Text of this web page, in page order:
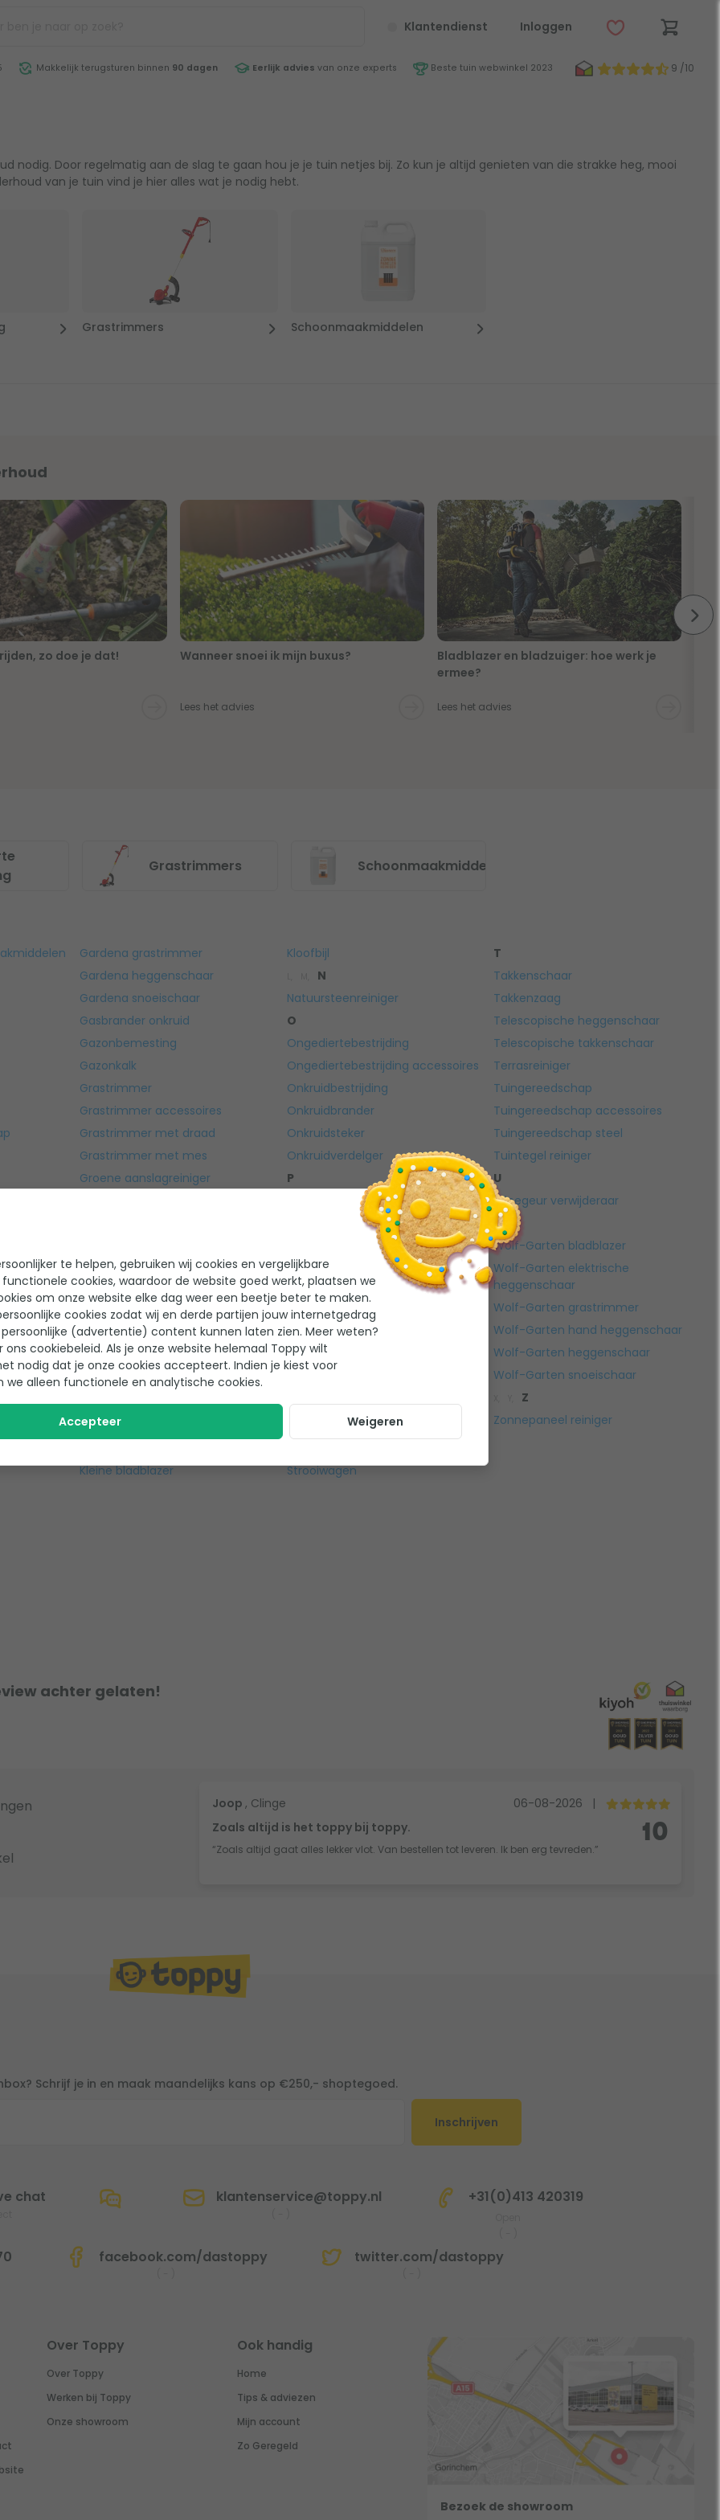
Klantendienst Inloggen
Makkelijk terugsturen binnen 90 dagen Eerlijk advies van onze experts Beste tuin webwinkel 2023 9 /10
nodig. Door regelmatig aan de slag te gaan hou je je tuin netjes bij. Zo kun je altijd genieten van die strakke heg, mooi
van je tuin vind je hier alles wat je nodig hebt.
Grastrimmers Schoonmaakmiddelen
zo doe je dat! Wanneer snoei ik mijn buxus?
Lees het advies
Bladblazer en bladzuiger: hoe werk je
ermee?
Lees het advies
Grastrimmers Schoonmaakmiddelen
Gardena grastrimmer
Gardena heggenschaar
Gardena snoeischaar
Gasbrander onkruid
Gazonbemesting
Gazonkalk
Grastrimmer
Grastrimmer accessoires
Grastrimmer met draad
Grastrimmer met mes
Groene aanslagreiniger
Handstrooiers en strooiwagens
Heggenschaar
Heggenschaar accessoires
Hogedrukreiniger
Hogedrukreiniger accessoires
I
Insecten bestrijden
J, K
Kleine bladblazer
Kloofbijl
N
Natuursteenreiniger
O
Ongediertebestrijding
Ongediertebestrijding accessoires
Onkruidbestrijding
Onkruidbrander
Onkruidsteker
Onkruidverdelger
P
Plantverzorging
RVS reiniger
Schimmels bestrijden
Schoonmaakmiddelen
Slakken bestrijden
Spade
Strooiwagen
T
Takkenschaar
Takkenzaag
Telescopische heggenschaar
Telescopische takkenschaar
Terrasreiniger
Tuingereedschap
Tuingereedschap accessoires
Tuingereedschap steel
Tuintegel reiniger
U
Urinegeur verwijderaar
V,
W
Wolf-Garten bladblazer
Wolf-Garten elektrische
heggenschaar
Wolf-Garten grastrimmer
Wolf-Garten hand heggenschaar
Wolf-Garten heggenschaar
Wolf-Garten snoeischaar
Z
Zonnepaneel reiniger
achter gelaten!
Joop , Clinge 06-08-2026
|
Zoals altijd is het toppy bij toppy.
“Zoals altijd gaat alles lekker vlot. Van bestellen tot leveren. Ik ben erg tevreden.”
10
Schrijf je in en maak maandelijks kans op €250,- shoptegoed.
Inschrijven
chat klantenservice@toppy.nl +31(0)413 420319
facebook.com/dastoppy twitter.com/dastoppy
Over Toppy
Over Toppy
Werken bij Toppy
Onze showroom
Ook handig
Home
Tips & adviezen
Mijn account
Zo Geregeld
Bezoek de showroom
te helpen, gebruiken wij cookies en vergelijkbare
cookies, waardoor de website goed werkt, plaatsen we
om onze website elke dag weer een beetje beter te maken.
cookies zodat wij en derde partijen jouw internetgedrag
(advertentie) content kunnen laten zien. Meer weten?
ons cookiebeleid. Als je onze website helemaal Toppy wilt
nodig dat je onze cookies accepteert. Indien je kiest voor
we alleen functionele en analytische cookies.
Accepteer Weigeren